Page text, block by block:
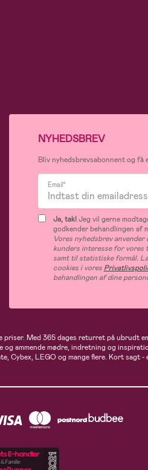
NYHEDSBREV
Bliv nyhedsbrevsabonnent og få
Email*
Ja, tak!Jeg vil gerne
godkender behandlingen af
Vores nyhedsbrev
kunders interesse for vores
samt til statistiske formål.
cookies i vores
behandlingen af dine
Med 365 dages returret på ubrudt
ammende mødre, indretning og
Cybex, LEGO og mange flere. Kort sagt